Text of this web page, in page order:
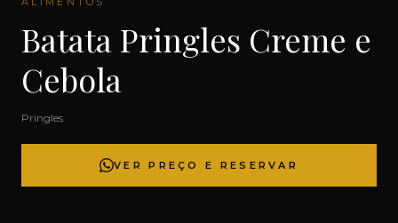
Batata Pringles Creme e
Cebola
Pringles
VER PREÇO E RESERVAR